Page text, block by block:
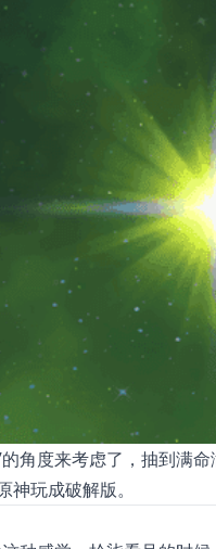
角度来考虑了，抽到满
玩成破解版。